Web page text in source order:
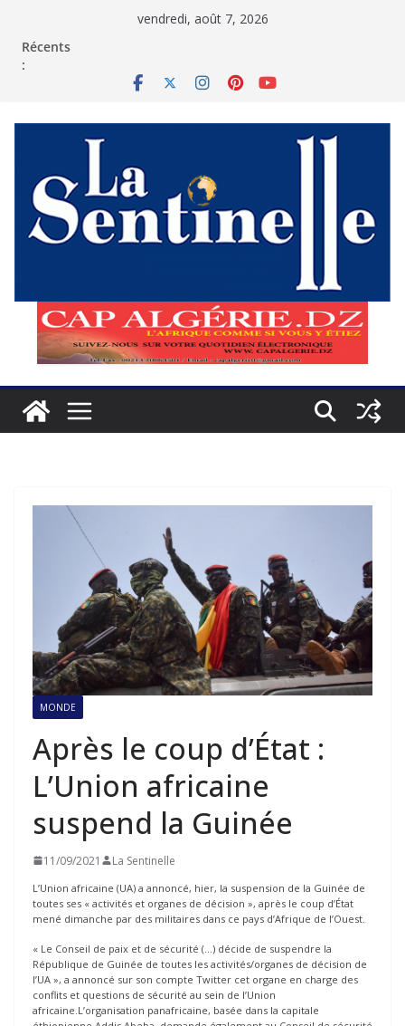
vendredi, août 7, 2026
Récents
:
MONDE
Après le coup d’État :
L’Union africaine
suspend la Guinée
11/09/2021 La Sentinelle
L’Union africaine (UA) a annoncé, hier, la suspension de la Guinée de
toutes ses « activités et organes de décision », après le coup d’État
mené dimanche par des militaires dans ce pays d’Afrique de l’Ouest.
« Le Conseil de paix et de sécurité (…) décide de suspendre la
République de Guinée de toutes les activités/organes de décision de
l’UA », a annoncé sur son compte Twitter cet organe en charge des
conflits et questions de sécurité au sein de l’Union
africaine.L’organisation panafricaine, basée dans la capitale